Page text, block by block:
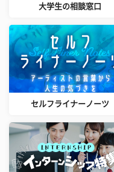
大学生の相談窓口
セルフライナーノーツ